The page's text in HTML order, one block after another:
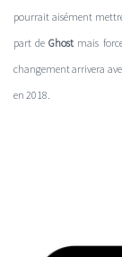
pourrait aisément
part deGhost mais
changement arrivera
en 2018.